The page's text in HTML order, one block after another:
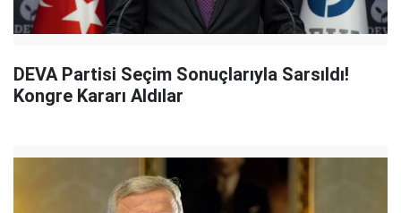
DEVA Partisi Seçim Sonuçlarıyla Sarsıldı!
Kongre Kararı Aldılar